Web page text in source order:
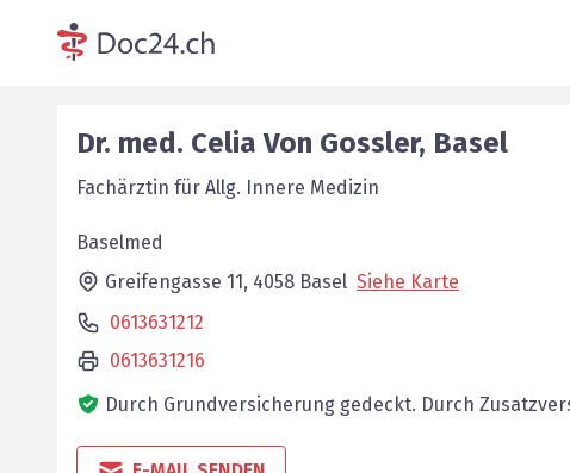
Dr. med. Celia Von Gossler, Basel
Fachärztin für Allg. Innere Medizin
Baselmed
Greifengasse 11, 4058 Basel Siehe Karte
0613631212
0613631216
Durch Grundversicherung gedeckt. Durch